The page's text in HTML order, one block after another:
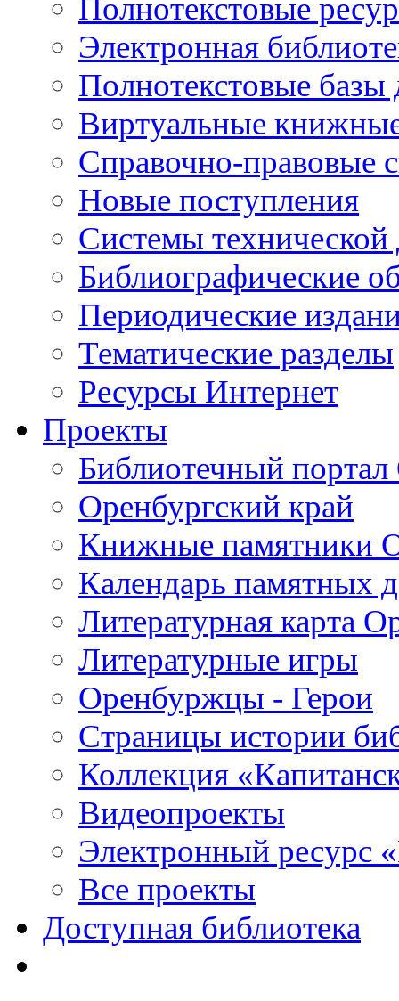
Полнотекстовые
Электронная
Полнотекстовые
Виртуальные
Справочно-правовые
Новые поступления
Cистемы
Библиографические
Периодические
Тематические разделы
Ресурсы Интернет
Проекты
Библиотечный портал
Оренбургский край
Книжные памятники
Календарь памятных
Литературная карта
Литературные игры
Оренбуржцы - Герои
Страницы истории
Коллекция
Видеопроекты
Электронный ресурс
Все проекты
Доступная библиотека